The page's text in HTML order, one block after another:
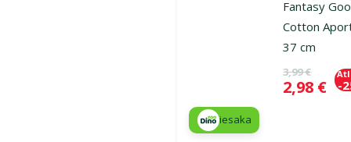
Fantasy
Cotton
37 cm
Oriģinālā
3,99 €
Cena
2,98 € -
iesaka